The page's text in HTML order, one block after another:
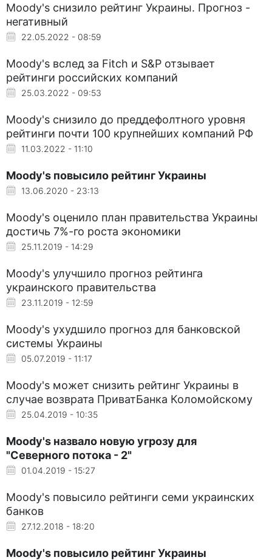
Moody's снизило рейтинг Украины. Прогноз -
негативный
22.05.2022 - 08:59
Moody's вслед за Fitch и S&P отзывает
рейтинги российских компаний
25.03.2022 - 09:53
Moody's снизило до преддефолтного уровня
рейтинги почти 100 крупнейших компаний РФ
11.03.2022 - 11:10
Moody's повысило рейтинг Украины
13.06.2020 - 23:13
Moody's оценило план правительства Украины
достичь 7%-го роста экономики
25.11.2019 - 14:29
Moody's улучшило прогноз рейтинга
украинского правительства
23.11.2019 - 12:59
Moody's ухудшило прогноз для банковской
системы Украины
05.07.2019 - 11:17
Moody's может снизить рейтинг Украины в
случае возврата ПриватБанка Коломойскому
25.04.2019 - 10:35
Moody's назвало новую угрозу для
"Северного потока - 2"
01.04.2019 - 15:27
Moody's повысило рейтинги семи украинских
банков
27.12.2018 - 18:20
Moody's повысило рейтинг Украины